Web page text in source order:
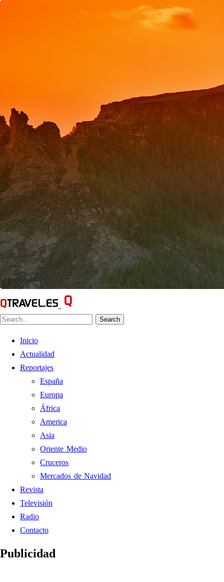
Search
Inicio
Actualidad
Reportajes
España
Europa
África
America
Asia
Oriente Medio
Cruceros
Mercados de Navidad
Revista
Televisión
Radio
Contacto
Publicidad